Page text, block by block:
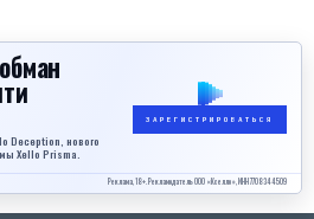
Deception, нового
Xello Prisma.
ЗАРЕГИСТРИРОВАТЬСЯ
Реклама, 18+. Рекламодатель ООО «Кселло», ИНН 7708344509